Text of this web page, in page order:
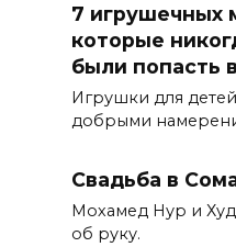
7 игрушечных
которые
были попасть
Игрушки для
добрыми
Свадьба в
Мохамед Нур и
об руку.